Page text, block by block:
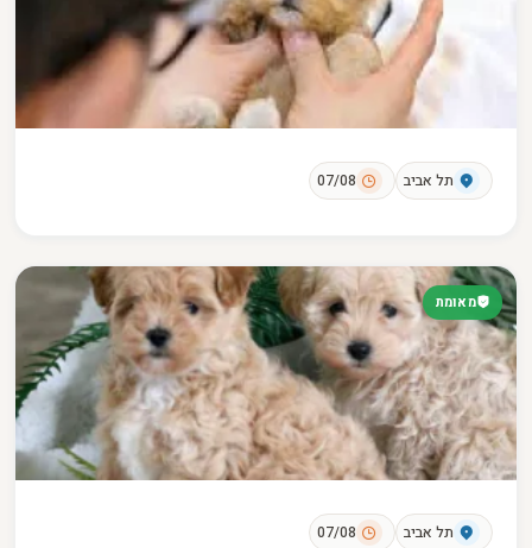
תל אביב 07/08
מאומת
תל אביב 07/08